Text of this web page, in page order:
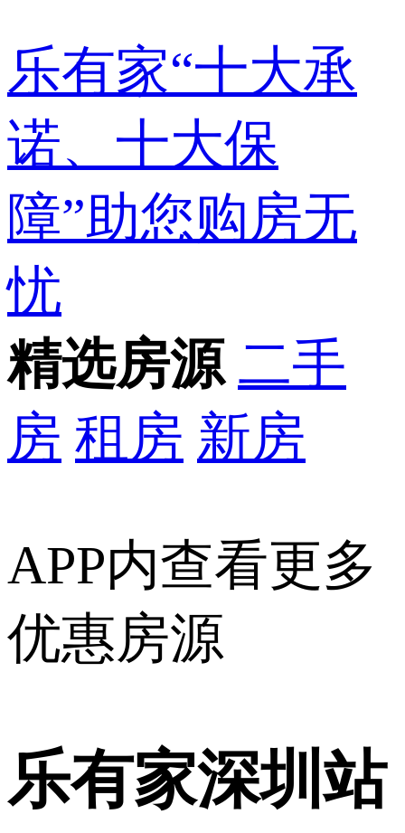
乐有家“十大承
诺、十大保
障”助您购房无
忧
精选房源 二手
房 租房 新房
APP内查看更多
优惠房源
乐有家深圳站